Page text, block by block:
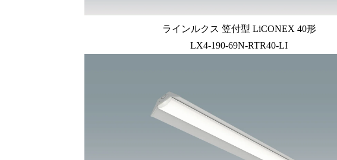
ラインルクス 笠付型 LiCONEX 40形
LX4-190-69N-RTR40-LI